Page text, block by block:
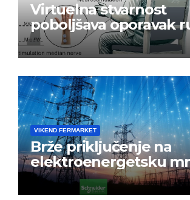
Virtuelna stvarnost
poboljšava oporavak
nakon moždanog
VIKEND FERMARKET
Brže priključenje na
elektroenergetsku